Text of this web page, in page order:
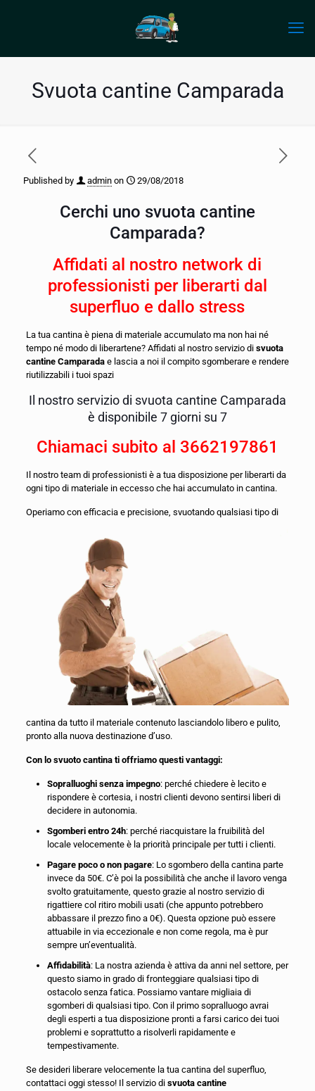
Svuota cantine Camparada
Published by admin on 29/08/2018
Cerchi uno svuota cantine
Camparada?
Affidati al nostro network di
professionisti per liberarti dal
superfluo e dallo stress
La tua cantina è piena di materiale accumulato ma non hai né
tempo né modo di liberartene? Affidati al nostro servizio di svuota
cantine Camparada e lascia a noi il compito sgomberare e rendere
riutilizzabili i tuoi spazi
Il nostro servizio di svuota cantine Camparada
è disponibile 7 giorni su 7
Chiamaci subito al 3662197861
Il nostro team di professionisti è a tua disposizione per liberarti da
ogni tipo di materiale in eccesso che hai accumulato in cantina.
Operiamo con efficacia e precisione, svuotando qualsiasi tipo di
cantina da tutto il materiale contenuto lasciandolo libero e pulito,
pronto alla nuova destinazione d’uso.
Con lo svuoto cantina ti offriamo questi vantaggi:
Sopralluoghi senza impegno: perché chiedere è lecito e
rispondere è cortesia, i nostri clienti devono sentirsi liberi di
decidere in autonomia.
Sgomberi entro 24h: perché riacquistare la fruibilità del
locale velocemente è la priorità principale per tutti i clienti.
Pagare poco o non pagare: Lo sgombero della cantina parte
invece da 50€. C’è poi la possibilità che anche il lavoro venga
svolto gratuitamente, questo grazie al nostro servizio di
rigattiere col ritiro mobili usati (che appunto potrebbero
abbassare il prezzo fino a 0€). Questa opzione può essere
attuabile in via eccezionale e non come regola, ma è pur
sempre un’eventualità.
Affidabilità: La nostra azienda è attiva da anni nel settore, per
questo siamo in grado di fronteggiare qualsiasi tipo di
ostacolo senza fatica. Possiamo vantare migliaia di
sgomberi di qualsiasi tipo. Con il primo sopralluogo avrai
degli esperti a tua disposizione pronti a farsi carico dei tuoi
problemi e soprattutto a risolverli rapidamente e
tempestivamente.
Se desideri liberare velocemente la tua cantina del superfluo,
contattaci oggi stesso! Il servizio di svuota cantine